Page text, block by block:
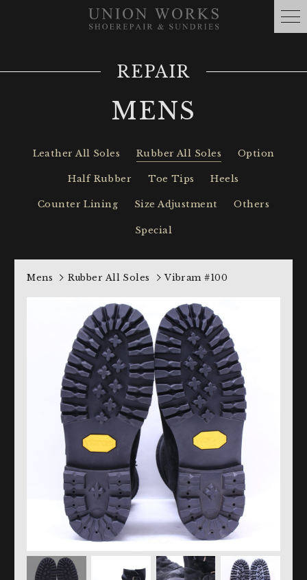
REPAIR
MENS
Leather All Soles Rubber All Soles Option
Half Rubber Toe Tips Heels
Counter Lining Size Adjustment Others
Special
Mens Rubber All Soles Vibram #100